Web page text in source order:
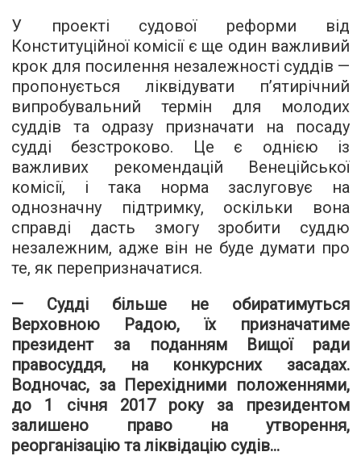
У проекті судової реформи від
Конституційної комісії є ще один важливий
крок для посилення незалежності суддів —
пропонується ліквідувати п’ятирічний
випробувальний термін для молодих
суддів та одразу призначати на посаду
судді безстроково. Це є однією із
важливих рекомендацій Венеційської
комісії, і така норма заслуговує на
однозначну підтримку, оскільки вона
справді дасть змогу зробити суддю
незалежним, адже він не буде думати про
те, як перепризначатися.
— Судді більше не обиратимуться
Верховною Радою, їх призначатиме
президент за поданням Вищої ради
правосуддя, на конкурсних засадах.
Водночас, за Перехідними положеннями,
до 1 січня 2017 року за президентом
залишено право на утворення,
реорганізацію та ліквідацію судів…